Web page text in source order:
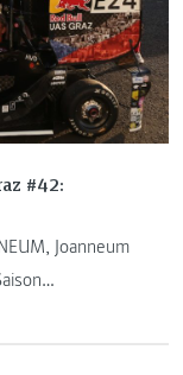
#42:
Joanneum